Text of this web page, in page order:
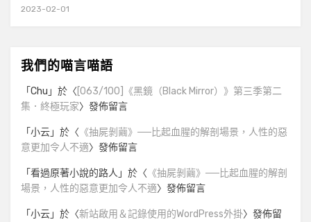
2023-02-01
我們的喵言喵語
「Chu 」於〈 [063/100]《黑鏡（Black Mirror）》第三季第二
集．終極玩家〉發佈留言
「小云」於〈 《抽屍剝繭》──比起血腥的解剖場景，人性的惡
意更加令人不適〉發佈留言
「看過原著小說的路人 」於〈 《抽屍剝繭》──比起血腥的解剖
場景，人性的惡意更加令人不適〉發佈留言
「小云」於〈新站啟用＆記錄使用的WordPress外掛〉發佈留